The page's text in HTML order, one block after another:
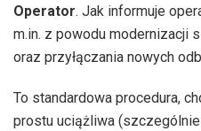
Operator. Jak informuje
m.in. z powodu modernizacji
oraz przyłączania nowych
To standardowa procedura,
prostu uciążliwa